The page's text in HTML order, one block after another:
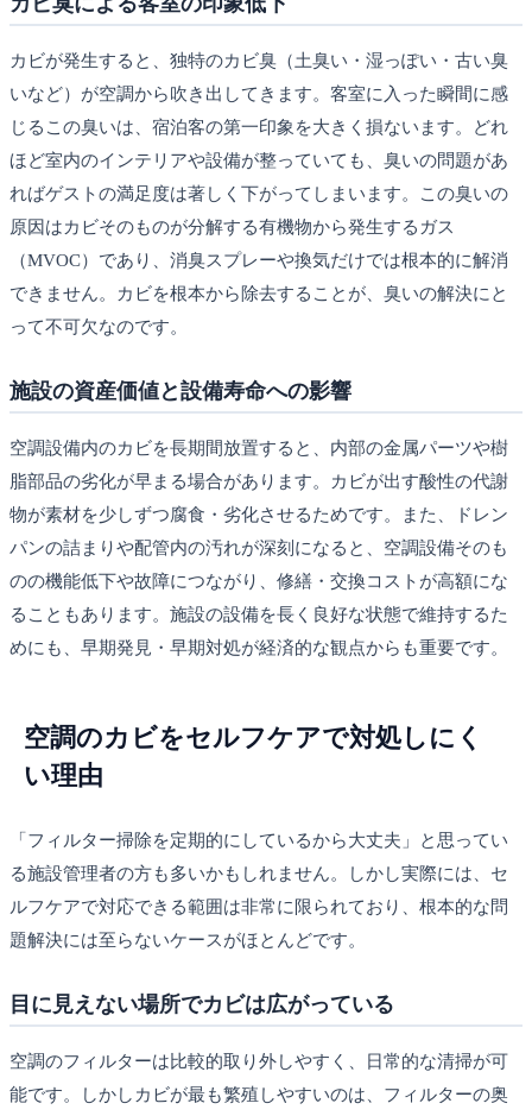
カビが発生すると、独特のカビ臭（土臭い・湿っぽい・古い臭
いなど）が空調から吹き出してきます。客室に入った瞬間に感
じるこの臭いは、宿泊客の第一印象を大きく損ないます。どれ
ほど室内のインテリアや設備が整っていても、臭いの問題があ
ればゲストの満足度は著しく下がってしまいます。この臭いの
原因はカビそのものが分解する有機物から発生するガス
（MVOC）であり、消臭スプレーや換気だけでは根本的に解消
できません。カビを根本から除去することが、臭いの解決にと
って不可欠なのです。
施設の資産価値と設備寿命への影響
空調設備内のカビを長期間放置すると、内部の金属パーツや樹
脂部品の劣化が早まる場合があります。カビが出す酸性の代謝
物が素材を少しずつ腐食・劣化させるためです。また、ドレン
パンの詰まりや配管内の汚れが深刻になると、空調設備そのも
のの機能低下や故障につながり、修繕・交換コストが高額にな
ることもあります。施設の設備を長く良好な状態で維持するた
めにも、早期発見・早期対処が経済的な観点からも重要です。
空調のカビをセルフケアで対処しにく
い理由
「フィルター掃除を定期的にしているから大丈夫」と思ってい
る施設管理者の方も多いかもしれません。しかし実際には、セ
ルフケアで対応できる範囲は非常に限られており、根本的な問
題解決には至らないケースがほとんどです。
目に見えない場所でカビは広がっている
空調のフィルターは比較的取り外しやすく、日常的な清掃が可
能です。しかしカビが最も繁殖しやすいのは、フィルターの奥